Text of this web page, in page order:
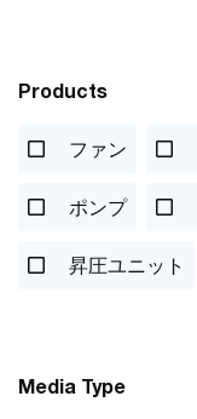
Products
ファン
ポンプ
昇圧ユニット
Media Type